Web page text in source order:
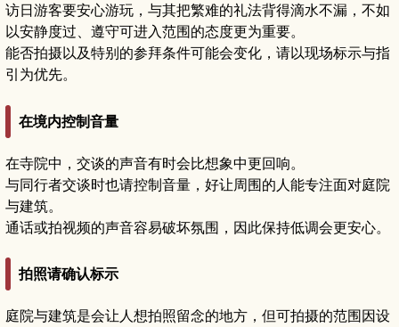
访日游客要安心游玩，与其把繁难的礼法背得滴水不漏，不如
以安静度过、遵守可进入范围的态度更为重要。
能否拍摄以及特别的参拜条件可能会变化，请以现场标示与指
引为优先。
在境内控制音量
在寺院中，交谈的声音有时会比想象中更回响。
与同行者交谈时也请控制音量，好让周围的人能专注面对庭院
与建筑。
通话或拍视频的声音容易破坏氛围，因此保持低调会更安心。
拍照请确认标示
庭院与建筑是会让人想拍照留念的地方，但可拍摄的范围因设